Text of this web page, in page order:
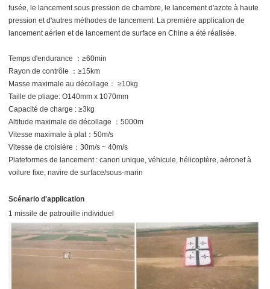
fusée, le lancement sous pression de chambre, le lancement d'azote à haute
pression et d'autres méthodes de lancement. La première application de
lancement aérien et de lancement de surface en Chine a été réalisée.
Temps d'endurance ：≥60min
Rayon de contrôle ：≥15km
Masse maximale au décollage： ≥10kg
Taille de pliage: O140mm x 1070mm
Capacité de charge : ≥3kg
Altitude maximale de décollage ：5000m
Vitesse maximale à plat：50m/s
Vitesse de croisière：30m/s ~ 40m/s
Plateformes de lancement : canon unique, véhicule, hélicoptère, aéronef à
voilure fixe, navire de surface/sous-marin
Scénario d'application
1 missile de patrouille individuel